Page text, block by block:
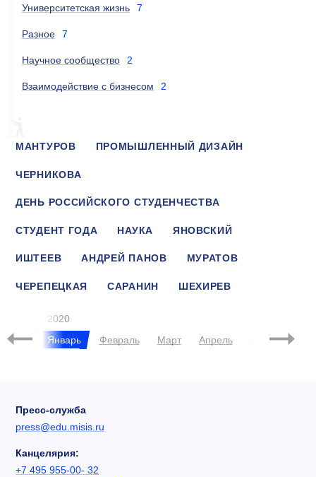
Университетская жизнь 7
Разное 7
Научное сообщество 2
Взаимодействие с бизнесом 2
МАНТУРОВ ПРОМЫШЛЕННЫЙ ДИЗАЙН
ЧЕРНИКОВА
ДЕНЬ РОССИЙСКОГО СТУДЕНЧЕСТВА
СТУДЕНТ ГОДА НАУКА ЯНОВСКИЙ
ИШТЕЕВ АНДРЕЙ ПАНОВ МУРАТОВ
ЧЕРЕПЕЦКАЯ САРАНИН ШЕХИРЕВ
НОВИЦКИЙ
2020
Январь
Февраль Март Апрель Май Июнь
Пресс-служба
press@edu.misis.ru
Канцелярия:
+7 495 955-00- 32